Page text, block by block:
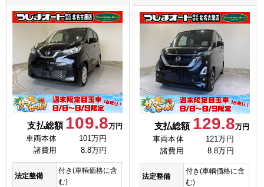
支払総額 109.8万円
車両本体
101万円
諸費用
8.8万円
法定整備
付き(車輌価格に含
む)
支払総額 129.8万円
車両本体
121万円
諸費用
8.8万円
法定整備
付き(車輌価格に含
む)